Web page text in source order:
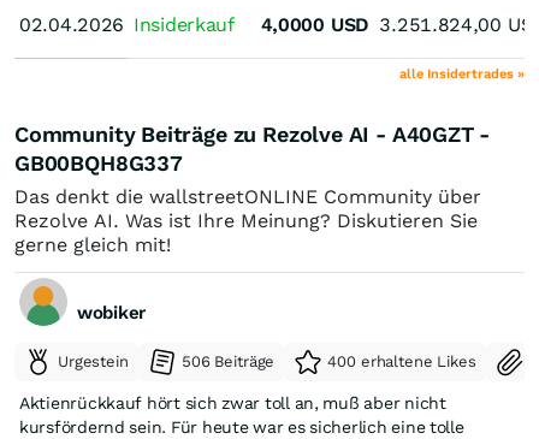
02.04.2026
02.04.2026 Insiderkauf 4,0000 USD 3.251.824,00
alle Insidertrades »
Community Beiträge zu Rezolve AI - A40GZT -
GB00BQH8G337
Das denkt die wallstreetONLINE Community über
Rezolve AI. Was ist Ihre Meinung? Diskutieren Sie
gerne gleich mit!
wobiker
Urgestein 506 Beiträge 400 erhaltene Likes
Aktienrückkauf hört sich zwar toll an, muß aber nicht
kursfördernd sein. Für heute war es sicherlich eine tolle